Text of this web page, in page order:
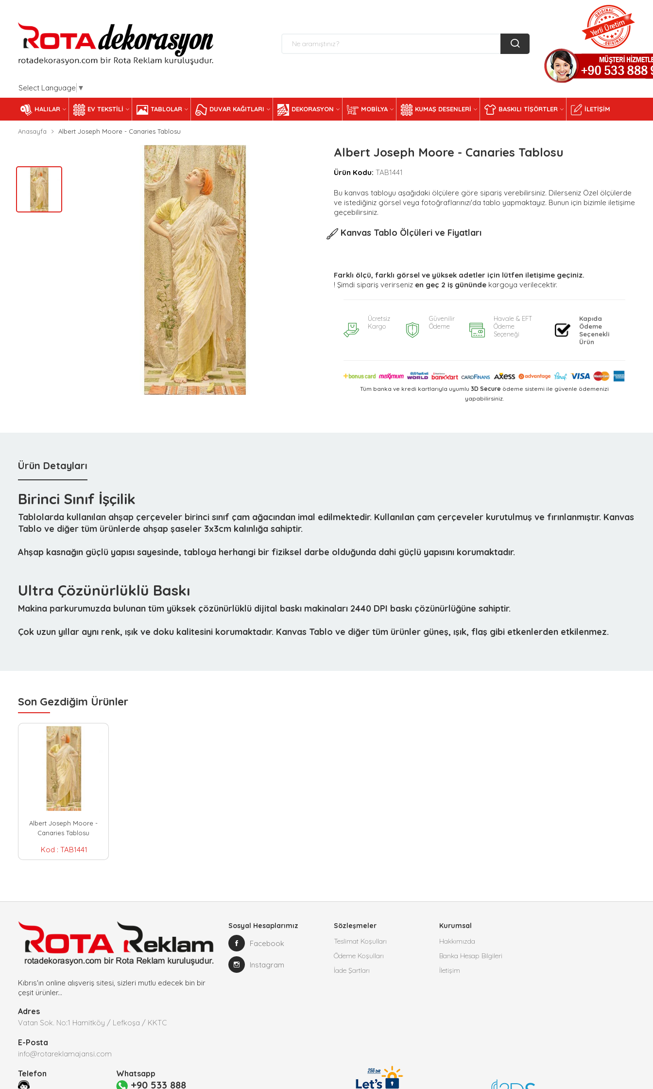
Select Language ▼
HALILAR EV TEKSTILI TABLOLAR DUVAR KAĞITLARI DEKORASYON MOBILYA KUMAŞ DESENLERI BASKILI TIŞÖRTLER İLETIŞIM
Anasayfa Albert Joseph Moore - Canaries Tablosu
Albert Joseph Moore - Canaries Tablosu
Ürün Kodu: TAB1441
Bu kanvas tabloyu aşağıdaki ölçülere göre sipariş verebilirsiniz. Dilerseniz Özel ölçülerde
ve istediğiniz görsel veya fotoğraflarınızı'da tablo yapmaktayız. Bunun için bizimle iletişime
geçebilirsiniz.
Kanvas Tablo Ölçüleri ve Fiyatları
Farklı ölçü, farklı görsel ve yüksek adetler için lütfen iletişime geçiniz.
! Şimdi sipariş verirseniz en geç 2 iş gününde kargoya verilecektir.
Ücretsiz
Kargo
Güvenilir
Ödeme
Havale & EFT
Ödeme
Seçeneği
Kapıda
Ödeme
Seçenekli
Ürün
Tüm banka ve kredi kartlarıyla uyumlu 3D Secure ödeme sistemi ile güvenle ödemenizi
yapabilirsiniz.
Ürün Detayları
Birinci Sınıf İşçilik
Tablolarda kullanılan ahşap çerçeveler birinci sınıf çam ağacından imal edilmektedir. Kullanılan çam çerçeveler kurutulmuş ve fırınlanmıştır. Kanvas
Tablo ve diğer tüm ürünlerde ahşap şaseler 3x3cm kalınlığa sahiptir.
Ahşap kasnağın güçlü yapısı sayesinde, tabloya herhangi bir fiziksel darbe olduğunda dahi güçlü yapısını korumaktadır.
Ultra Çözünürlüklü Baskı
Makina parkurumuzda bulunan tüm yüksek çözünürlüklü dijital baskı makinaları 2440 DPI baskı çözünürlüğüne sahiptir.
Çok uzun yıllar aynı renk, ışık ve doku kalitesini korumaktadır. Kanvas Tablo ve diğer tüm ürünler güneş, ışık, flaş gibi etkenlerden etkilenmez.
Son Gezdiğim Ürünler
Albert Joseph Moore -
Canaries Tablosu
Kod :TAB1441
Kıbrıs'ın online alışveriş sitesi, sizleri mutlu edecek bin bir
çeşit ürünler...
Adres
Vatan Sok. No:1 Hamitköy / Lefkoşa / KKTC
E-Posta
info@rotareklamajansi.com
Telefon Whatsapp
+90 533 888
Sosyal Hesaplarımız
Facebook
Instagram
Sözleşmeler
Teslimat Koşulları
Ödeme Koşulları
İade Şartları
Kurumsal
Hakkımızda
Banka Hesap Bilgileri
İletişim